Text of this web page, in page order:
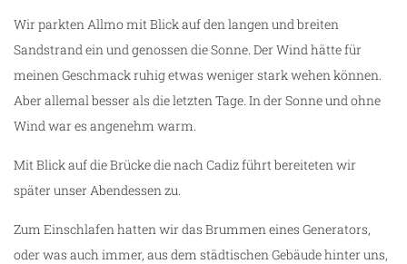
Wir parkten Allmo mit Blick auf den langen und breiten
Sandstrand ein und genossen die Sonne. Der Wind hätte für
meinen Geschmack ruhig etwas weniger stark wehen können.
Aber allemal besser als die letzten Tage. In der Sonne und ohne
Wind war es angenehm warm.
Mit Blick auf die Brücke die nach Cadiz führt bereiteten wir
später unser Abendessen zu.
Zum Einschlafen hatten wir das Brummen eines Generators,
oder was auch immer, aus dem städtischen Gebäude hinter uns,